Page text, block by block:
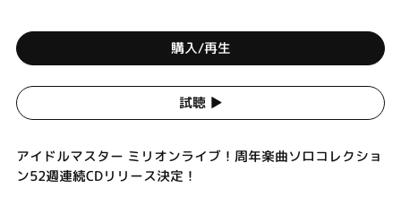
購入/再生
試聴 ▶︎
アイドルマスター ミリオンライブ！周年楽曲ソロコレクショ
ン52週連続CDリリース決定！